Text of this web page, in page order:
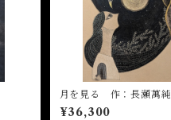
月を見る 作：長瀬萬純
¥36,300